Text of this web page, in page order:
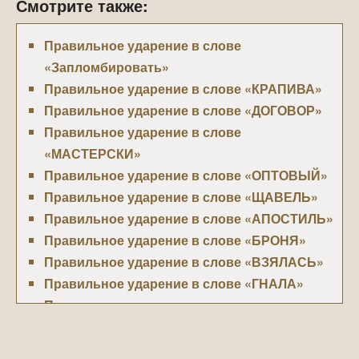
Смотрите также:
Правильное ударение в слове
«Запломбировать»
Правильное ударение в слове «КРАПИВА»
Правильное ударение в слове «ДОГОВОР»
Правильное ударение в слове
«МАСТЕРСКИ»
Правильное ударение в слове «ОПТОВЫЙ»
Правильное ударение в слове «ЩАВЕЛЬ»
Правильное ударение в слове «АПОСТИЛЬ»
Правильное ударение в слове «БРОНЯ»
Правильное ударение в слове «ВЗЯЛАСЬ»
Правильное ударение в слове «ГНАЛА»
Правильное ударение в слове